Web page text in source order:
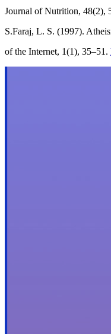
Journal of Nutrition, 48(2),
S.Faraj, L. S. (1997).
of the Internet, 1(1), 35–51.